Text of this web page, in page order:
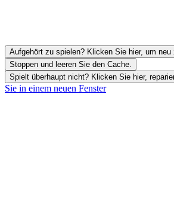
Aufgehört zu spielen? Klicken Sie hier, um neu
Stoppen und leeren Sie den Cache.
Spielt überhaupt nicht? Klicken Sie hier,
Sie in einem neuen Fenster